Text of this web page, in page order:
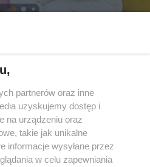
partnerów oraz inne
uzyskujemy dostęp i
na urządzeniu oraz
takie jak unikalne
informacje wysyłane przez
w celu zapewniania